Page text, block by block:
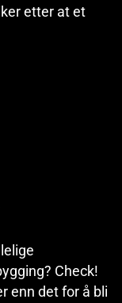
etter at et
Check!
enn det for å bli